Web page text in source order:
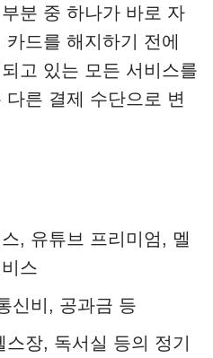
분 중 하나가 바로 자
드를 해지하기 전에
고 있는 모든 서비스를
른 결제 수단으로 변
, 유튜브 프리미엄, 멜
스
신비, 공과금 등
스장, 독서실 등의 정기